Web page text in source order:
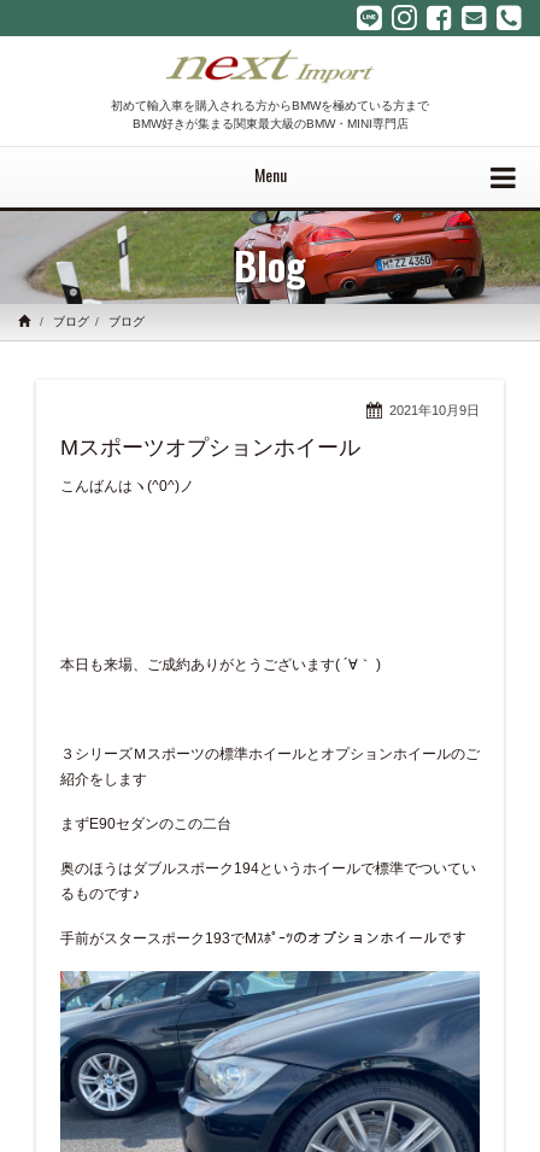
初めて輸入車を購入される方からBMWを極めている方まで
BMW好きが集まる関東最大級のBMW・MINI専門店
Menu
Blog
ブログ ブログ
2021年10月9日
Mスポーツオプションホイール
こんばんはヽ(^0^)ノ
本日も来場、ご成約ありがとうございます( ´∀｀ )
３シリーズＭスポーツの標準ホイールとオプションホイールのご
紹介をします
まずE90セダンのこの二台
奥のほうはダブルスポーク194というホイールで標準でついてい
るものです♪
手前がスタースポーク193でMｽﾎﾟｰﾂのオプションホイールです